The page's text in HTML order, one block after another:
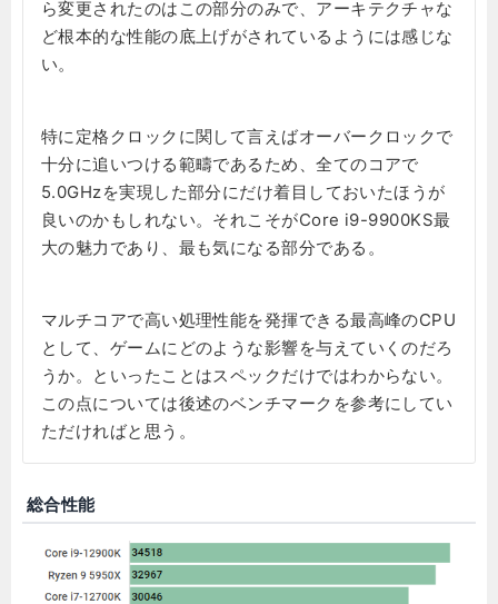
ら変更されたのはこの部分のみで、アーキテクチャな
ど根本的な性能の底上げがされているようには感じな
い。
特に定格クロックに関して言えばオーバークロックで
十分に追いつける範疇であるため、全てのコアで
5.0GHzを実現した部分にだけ着目しておいたほうが
良いのかもしれない。それこそがCore i9-9900KS最
大の魅力であり、最も気になる部分である。
マルチコアで高い処理性能を発揮できる最高峰のCPU
として、ゲームにどのような影響を与えていくのだろ
うか。といったことはスペックだけではわからない。
この点については後述のベンチマークを参考にしてい
ただければと思う。
総合性能